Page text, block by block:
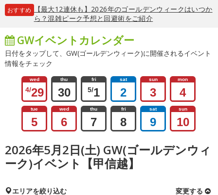
おすすめ
【最大12連休も】2026年のゴールデンウィークはいつか
ら？混雑ピーク予想と回避術をご紹介
GWイベントカレンダー
日付をタップして、GW(ゴールデンウィーク)に開催されるイベント
情報をチェック
wed
4/29
thu
30
fri
5/1
sat
2
sun
3
mon
4
tue
5
wed
6
thu
7
fri
8
sat
9
sun
10
2026年5月2日(土) GW(ゴールデンウィ
ーク)イベント【甲信越】
エリアを絞り込む 変更する